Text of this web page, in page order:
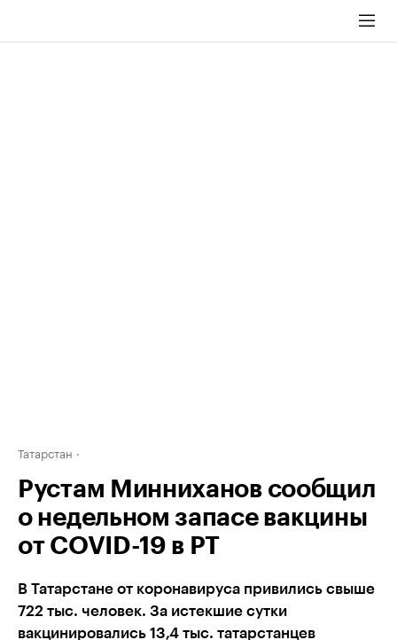
Татарстан
Рустам Минниханов сообщил
о недельном запасе вакцины
от COVID-19 в РТ
В Татарстане от коронавируса привились свыше
722 тыс. человек. За истекшие сутки
вакцинировались 13,4 тыс. татарстанцев